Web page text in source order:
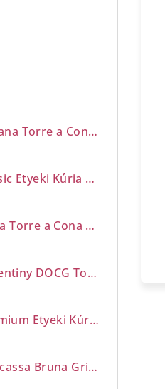
Sangiovese Toscana Torre a Cona 0,7 l
Kúria White Classic Etyeki Kúria 0,7 l
iL Merlot Toscana Torre a Cona 0,7 l
Chianti Colli Fiorentiny DOCG Torre a Cona 0,7 l
Chardonnay Premium Etyeki Kúria 0,7 l
Barbera d´Alba Scassa Bruna Grimaldi 0,7 l